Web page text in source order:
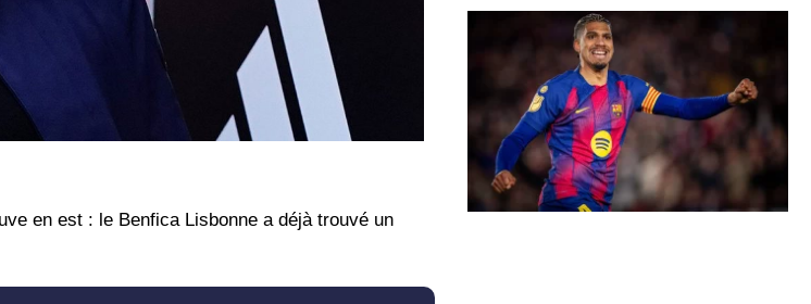
en est : le Benfica Lisbonne a déjà trouvé un